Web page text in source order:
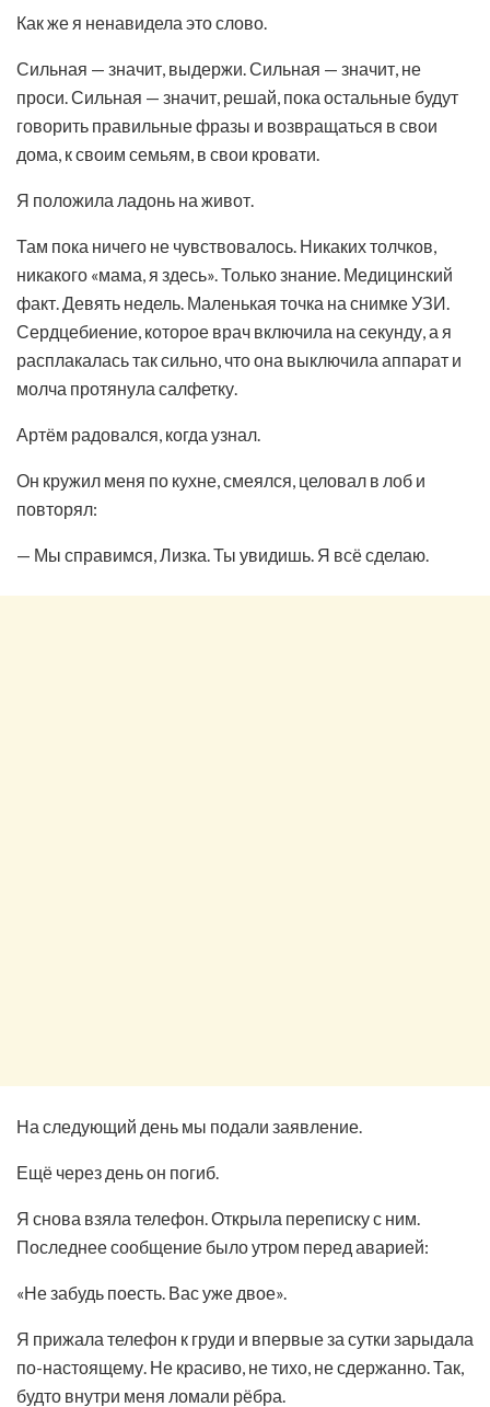
Как же я ненавидела это слово.
Сильная — значит, выдержи. Сильная — значит, не
проси. Сильная — значит, решай, пока остальные будут
говорить правильные фразы и возвращаться в свои
дома, к своим семьям, в свои кровати.
Я положила ладонь на живот.
Там пока ничего не чувствовалось. Никаких толчков,
никакого «мама, я здесь». Только знание. Медицинский
факт. Девять недель. Маленькая точка на снимке УЗИ.
Сердцебиение, которое врач включила на секунду, а я
расплакалась так сильно, что она выключила аппарат и
молча протянула салфетку.
Артём радовался, когда узнал.
Он кружил меня по кухне, смеялся, целовал в лоб и
повторял:
— Мы справимся, Лизка. Ты увидишь. Я всё сделаю.
На следующий день мы подали заявление.
Ещё через день он погиб.
Я снова взяла телефон. Открыла переписку с ним.
Последнее сообщение было утром перед аварией:
«Не забудь поесть. Вас уже двое».
Я прижала телефон к груди и впервые за сутки зарыдала
по-настоящему. Не красиво, не тихо, не сдержанно. Так,
будто внутри меня ломали рёбра.